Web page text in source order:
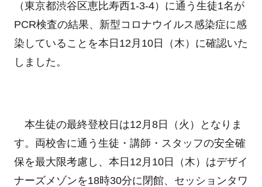
（東京都渋谷区恵比寿西1-3-4）に通う生徒1名が
PCR検査の結果、新型コロナウイルス感染症に感
染していることを本日12月10日（木）に確認いた
しました。
本生徒の最終登校日は12月8日（火）となりま
す。両校舎に通う生徒・講師・スタッフの安全確
保を最大限考慮し、本日12月10日（木）はデザイ
ナーズメゾンを18時30分に閉館、セッションタワ